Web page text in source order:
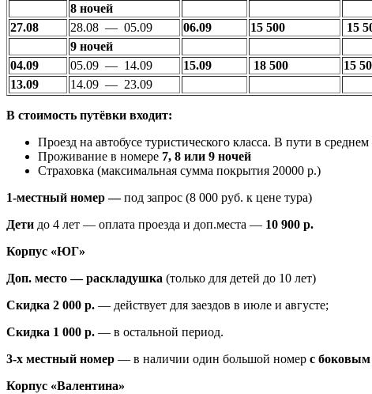
8 ночей
27.08
28.08 — 05.09 06.09 15 500 15
9 ночей
04.09
05.09 — 14.09 15.09 18 500 15
13.09
14.09 — 23.09
В стоимость путёвки входит:
Проезд на автобусе туристического класса. В пути в среднем
Проживание в номере 7, 8 или 9 ночей
Страховка (максимальная сумма покрытия 20000 р.)
1-местный номер —под запрос (8 000 руб. к цене тура)
Дети до 4 лет — оплата проезда и доп.места — 10 900 р.
Корпус «ЮГ»
Доп. место —раскладушка (только для детей до 10 лет)
Скидка 2 000 р. — действует для заездов в июле и августе;
Скидка 1 000 р. — в остальной период.
3-х местный номер — в наличии один большой номер с
Корпус «Валентина»